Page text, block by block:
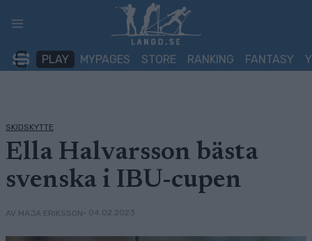
PLAY MYPAGES STORE RANKING FANTASY
SKIDSKYTTE
Ella Halvarsson bästa
svenska i IBU-cupen
AV MAJA ERIKSSON• 04.02.2023